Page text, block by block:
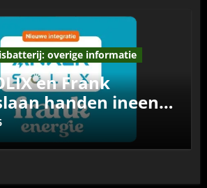
overige informatie
en Frank
handen ineen:
aansturing